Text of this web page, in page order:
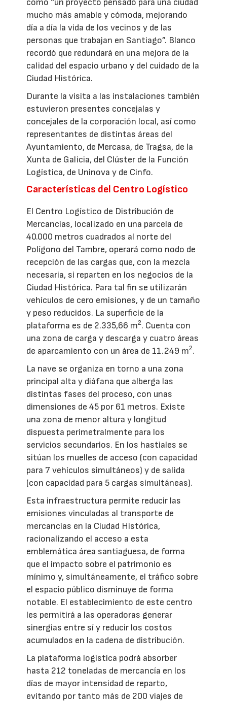
como “un proyecto pensado para una ciudad
mucho más amable y cómoda, mejorando
día a día la vida de los vecinos y de las
personas que trabajan en Santiago”. Blanco
recordó que redundará en una mejora de la
calidad del espacio urbano y del cuidado de la
Ciudad Histórica.
Durante la visita a las instalaciones también
estuvieron presentes concejalas y
concejales de la corporación local, así como
representantes de distintas áreas del
Ayuntamiento, de Mercasa, de Tragsa, de la
Xunta de Galicia, del Clúster de la Función
Logística, de Uninova y de Cinfo.
Características del Centro Logístico
El Centro Logístico de Distribución de
Mercancías, localizado en una parcela de
40.000 metros cuadrados al norte del
Polígono del Tambre, operará como nodo de
recepción de las cargas que, con la mezcla
necesaria, si reparten en los negocios de la
Ciudad Histórica. Para tal fin se utilizarán
vehículos de cero emisiones, y de un tamaño
y peso reducidos. La superficie de la
plataforma es de 2.335,66 m2. Cuenta con
una zona de carga y descarga y cuatro áreas
de aparcamiento con un área de 11.249 m2.
La nave se organiza en torno a una zona
principal alta y diáfana que alberga las
distintas fases del proceso, con unas
dimensiones de 45 por 61 metros. Existe
una zona de menor altura y longitud
dispuesta perimetralmente para los
servicios secundarios. En los hastiales se
sitúan los muelles de acceso (con capacidad
para 7 vehículos simultáneos) y de salida
(con capacidad para 5 cargas simultáneas).
Esta infraestructura permite reducir las
emisiones vinculadas al transporte de
mercancías en la Ciudad Histórica,
racionalizando el acceso a esta
emblemática área santiaguesa, de forma
que el impacto sobre el patrimonio es
mínimo y, simultáneamente, el tráfico sobre
el espacio público disminuye de forma
notable. El establecimiento de este centro
les permitirá a las operadoras generar
sinergias entre sí y reducir los costos
acumulados en la cadena de distribución.
La plataforma logística podrá absorber
hasta 212 toneladas de mercancía en los
días de mayor intensidad de reparto,
evitando por tanto más de 200 viajes de